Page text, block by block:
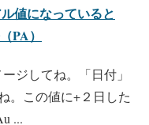
値になっていると
PA）
ジしてね。「日付」
。この値に+２日した
...